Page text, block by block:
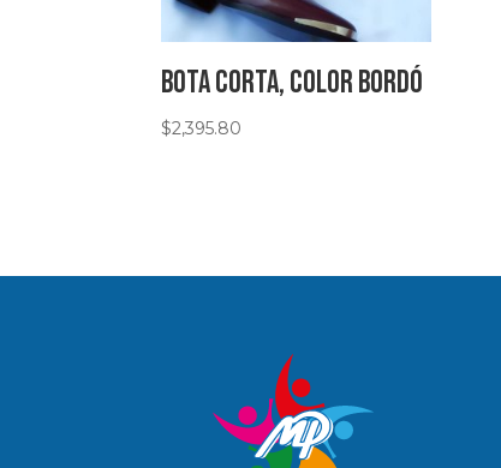
Bota corta, color bordó
$2,395.80